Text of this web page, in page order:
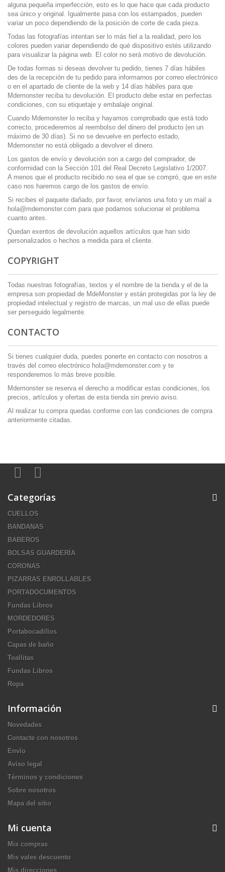
alguna pequeña imperfección, esto es lo que hace que cada producto
sea único y original. Igualmente pasa con los estampados, pueden
variar un poco dependiendo de la posición de corte de cada pieza.
Todas las fotografías intentan ser lo más fiel a la realidad, pero los
colores pueden variar dependiendo de qué dispositivo estés utilizando
para visualizar la página web. El color no será motivo de devolución.
De todas formas si deseas devolver tu pedido, tienes 7 días hábiles
des de la recepción de tu pedido para informarnos por correo electrónico
o en el apartado de cliente de la web y 14 días hábiles para que
Mdemonster reciba tu devolución. El producto debe estar en perfectas
condiciones, con su etiquetaje y embalaje original.
Cuando Mdemonster lo reciba y hayamos comprobado que está todo
correcto, procederemos al reembolso del dinero del producto (en un
máximo de 30 días). Si no se devuelve en perfecto estado,
Mdemonster no está obligado a devolver el dinero.
Los gastos de envío y devolución son a cargo del comprador, de
conformidad con la Sección 101 del Real Decreto Legislativo 1/2007.
A menos que el producto recibido no sea el que se compró, que en este
caso nos haremos cargo de los gastos de envío.
Si recibes el paquete dañado, por favor, envíanos una foto y un mail a
hola@mdemonster.com para que podamos solucionar el problema
cuanto antes.
Quedan exentos de devolución aquellos artículos que han sido
personalizados o hechos a medida para el cliente.
COPYRIGHT
Todas nuestras fotografías, textos y el nombre de la tienda y el de la
empresa son propiedad de MdeMonster y están protegidas por la ley de
propiedad intelectual y registro de marcas, un mal uso de ellas puede
ser perseguido legalmente.
CONTACTO
Si tienes cualquier duda, puedes ponerte en contacto con nosotros a
través del correo electrónico hola@mdemonster.com y te
responderemos lo más breve posible.
Mdemonster se reserva el derecho a modificar estas condiciones, los
precios, artículos y ofertas de esta tienda sin previo aviso.
Al realizar tu compra quedas conforme con las condiciones de compra
anteriormente citadas.
Categorías
CUELLOS
BANDANAS
BABEROS
BOLSAS GUARDERÍA
CORONAS
PIZARRAS ENROLLABLES
PORTADOCUMENTOS
Fundas Libros
MORDEDORES
Portabocadillos
Capas de baño
Toallitas
Fundas Libros
Ropa
Información
Novedades
Contacte con nosotros
Envío
Aviso legal
Términos y condiciones
Sobre nosotros
Mapa del sitio
Mi cuenta
Mis compras
Mis vales descuento
Mis direcciones